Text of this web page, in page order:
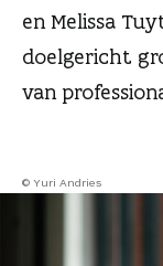
en Melissa
doelgericht
van
© Yuri Andries